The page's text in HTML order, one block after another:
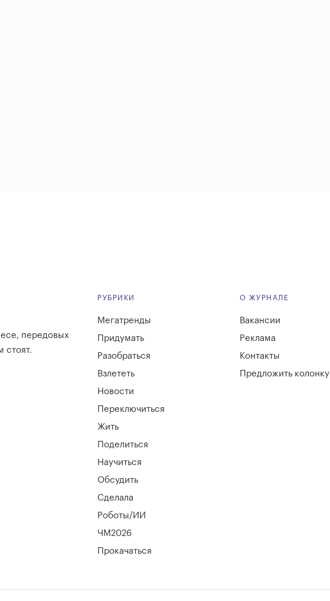
передовых
стоят.
РУБРИКИ
Мегатренды
Придумать
Разобраться
Взлететь
Новости
Переключиться
Жить
Поделиться
Научиться
Обсудить
Сделала
Роботы/ИИ
ЧМ2026
Прокачаться
О ЖУРНАЛЕ
Вакансии
Реклама
Контакты
Предложить колонку